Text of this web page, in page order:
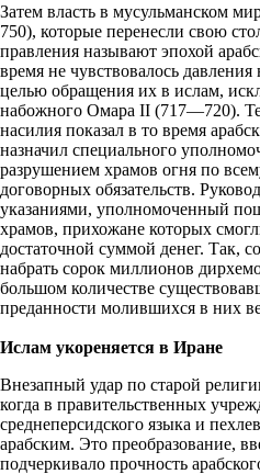
Затем власть в мусульманском
750), которые перенесли свою
правления называют эпохой
время не чувствовалось
целью обращения их в ислам,
набожного Омара II (717—720).
насилия показал в то время
назначил специального
разрушением храмов огня по
договорных обязательств.
указаниями, уполномоченный
храмов, прихожане которых
достаточной суммой денег. Так,
набрать сорок миллионов
большом количестве
преданности молившихся в них
Ислам укореняется в Иране
Внезапный удар по старой
когда в правительственных
среднеперсидского языка и
арабским. Это преобразование,
подчеркивало прочность